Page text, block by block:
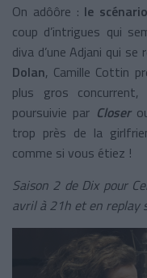
On adôôre : le
coup d’intrigues qui
diva d’une Adjani qui
Dolan, Camille Cottin
plus gros
poursuivie par Closer
trop près de la
comme si vous étiez !
Saison 2 de Dix pour
avril à 21h et en replay